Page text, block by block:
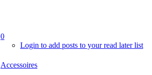
0
Login to add posts to your read later list
Accessoires